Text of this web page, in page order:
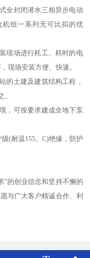
全封闭潜水三相异步电动
组一系列无可比拟的优
现场进行耗工、耗时的电
现场安装方便、快速。
的土建及建筑结构工程，
。
，可按要求建成全地下泵
(耐温155。C)绝缘，防护
”的创业信念和坚持不懈的
与广大客户精诚合作、利